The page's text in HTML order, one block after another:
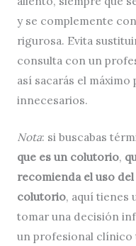
y se complemente
rigurosa. Evita
consulta con un
así sacarás el
innecesarios.
Nota: si buscabas
que es un colutorio,
recomienda el uso
colutorio, aquí tienes
tomar una decisión
un profesional clínico